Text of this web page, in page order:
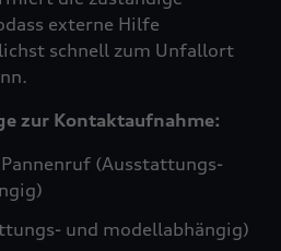
externe Hilfe
schnell zum Unfallort
zur Kontaktaufnahme:
(Ausstattungs-
und modellabhängig)